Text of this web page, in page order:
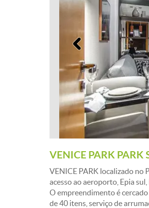
Anterior
VENICE PARK
VENICE PARK localizado no
acesso ao aeroporto, Epia
O empreendimento é
de 40 itens, serviço de